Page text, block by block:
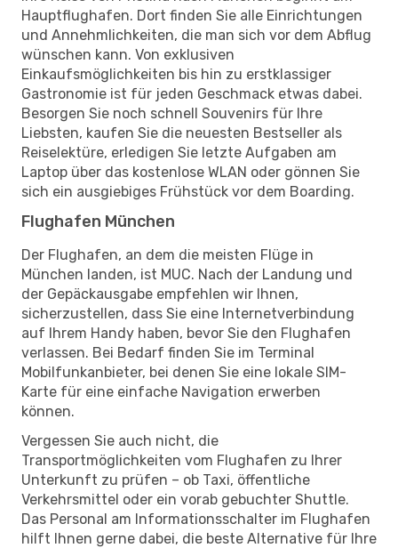
Hauptflughafen. Dort finden Sie alle Einrichtungen
und Annehmlichkeiten, die man sich vor dem Abflug
wünschen kann. Von exklusiven
Einkaufsmöglichkeiten bis hin zu erstklassiger
Gastronomie ist für jeden Geschmack etwas dabei.
Besorgen Sie noch schnell Souvenirs für Ihre
Liebsten, kaufen Sie die neuesten Bestseller als
Reiselektüre, erledigen Sie letzte Aufgaben am
Laptop über das kostenlose WLAN oder gönnen Sie
sich ein ausgiebiges Frühstück vor dem Boarding.
Flughafen München
Der Flughafen, an dem die meisten Flüge in
München landen, ist MUC. Nach der Landung und
der Gepäckausgabe empfehlen wir Ihnen,
sicherzustellen, dass Sie eine Internetverbindung
auf Ihrem Handy haben, bevor Sie den Flughafen
verlassen. Bei Bedarf finden Sie im Terminal
Mobilfunkanbieter, bei denen Sie eine lokale SIM-
Karte für eine einfache Navigation erwerben
können.
Vergessen Sie auch nicht, die
Transportmöglichkeiten vom Flughafen zu Ihrer
Unterkunft zu prüfen – ob Taxi, öffentliche
Verkehrsmittel oder ein vorab gebuchter Shuttle.
Das Personal am Informationsschalter im Flughafen
hilft Ihnen gerne dabei, die beste Alternative für Ihre